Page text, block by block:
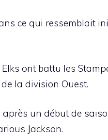
ce qui ressemblait
ont battu les
la division Ouest.
un début de
Jackson.